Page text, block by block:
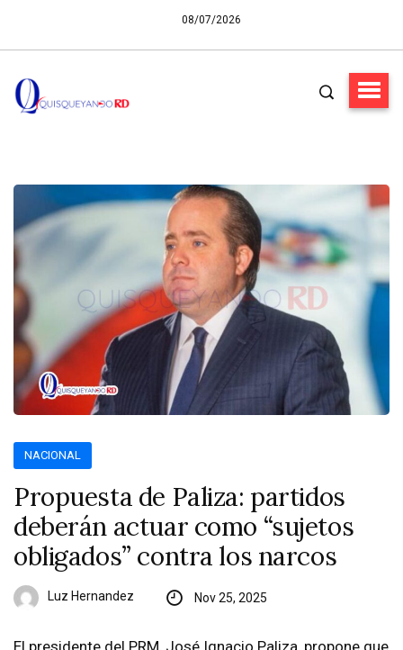
08/07/2026
NACIONAL
Propuesta de Paliza: partidos
deberán actuar como “sujetos
obligados” contra los narcos
Luz Hernandez Nov 25, 2025
El presidente del PRM, José Ignacio Paliza, propone que